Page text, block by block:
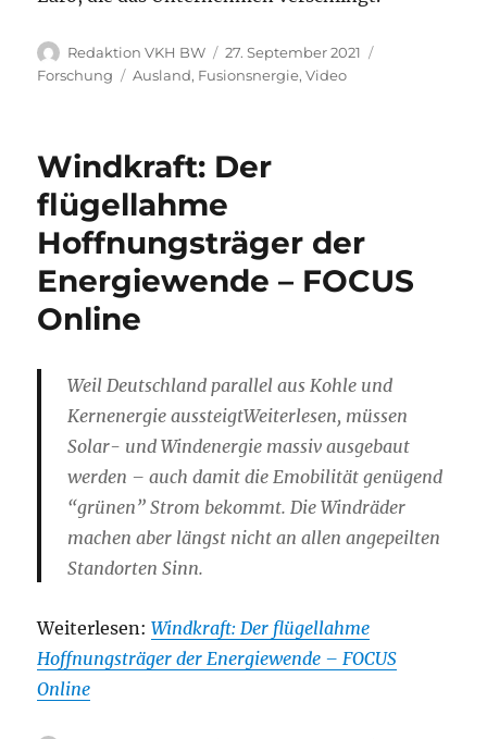
Autor
Redaktion VKH BW
Veröffentlicht
am
27. September 2021
Forschung
Schlagwörter
Ausland, Fusionsnergie,Video
Windkraft: Der
flügellahme
Hoffnungsträger der
Energiewende – FOCUS
Online
Weil Deutschland parallel aus Kohle und
Kernenergie aussteigtWeiterlesen, müssen
Solar- und Windenergie massiv ausgebaut
werden – auch damit die Emobilität genügend
“grünen” Strom bekommt. Die Windräder
machen aber längst nicht an allen angepeilten
Standorten Sinn.
Weiterlesen:Windkraft: Der flügellahme
Hoffnungsträger der Energiewende – FOCUS
Online